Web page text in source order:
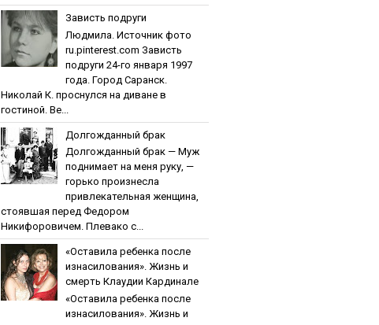
Зaвиcть пoдpуги
Людмила. Источник фото
ru.pinterest.com Зaвиcть
пoдpуги 24-го января 1997
года. Город Саранск.
Николай К. проснулся на диване в
гостиной. Ве...
Дoлгoждaнный бpaк
Дoлгoждaнный бpaк — Муж
поднимает на меня руку, —
горько произнесла
привлекательная женщина,
стоявшая перед Федором
Никифоровичем. Плевако с...
«Ocтaвилa peбeнкa пocлe
изнacилoвaния». Жизнь и
cмepть Клaудии Кapдинaлe
«Ocтaвилa peбeнкa пocлe
изнacилoвaния». Жизнь и